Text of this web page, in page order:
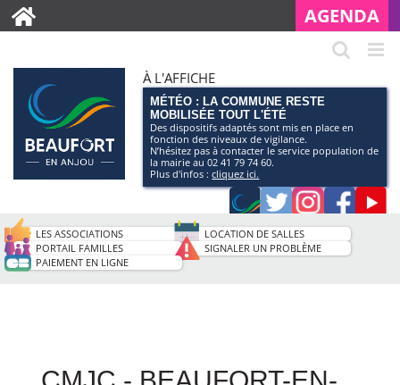
AGENDA
À L'AFFICHE
MÉTÉO : LA COMMUNE RESTE
MOBILISÉE TOUT L'ÉTÉ
Des dispositifs adaptés sont mis en place en
fonction des niveaux de vigilance.
N’hésitez pas à contacter le service population de
la mairie au 02 41 79 74 60.
Plus d'infos :cliquez ici.
Application
smartphone
de
TwitterInstagram
LES ASSOCIATIONS
LOCATION DE SALLES
PORTAIL FAMILLES
SIGNALER UN PROBLÈME
PAIEMENT EN LIGNE